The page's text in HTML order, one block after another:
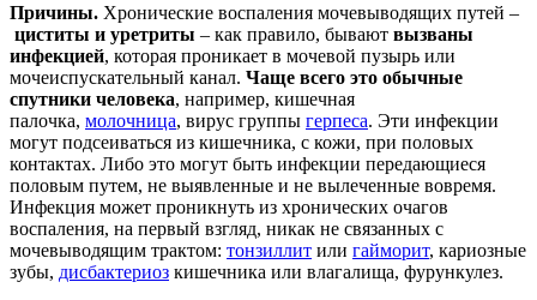
Причины. Хронические воспаления мочевыводящих путей –
циститы и уретриты – как правило, бывают вызваны
инфекцией, которая проникает в мочевой пузырь или
мочеиспускательный канал. Чаще всего это обычные
спутники человека, например, кишечная
палочка, молочница, вирус группы герпеса. Эти инфекции
могут подсеиваться из кишечника, с кожи, при половых
контактах. Либо это могут быть инфекции передающиеся
половым путем, не выявленные и не вылеченные вовремя.
Инфекция может проникнуть из хронических очагов
воспаления, на первый взгляд, никак не связанных с
мочевыводящим трактом: тонзиллит или гайморит, кариозные
зубы, дисбактериоз кишечника или влагалища, фурункулез.